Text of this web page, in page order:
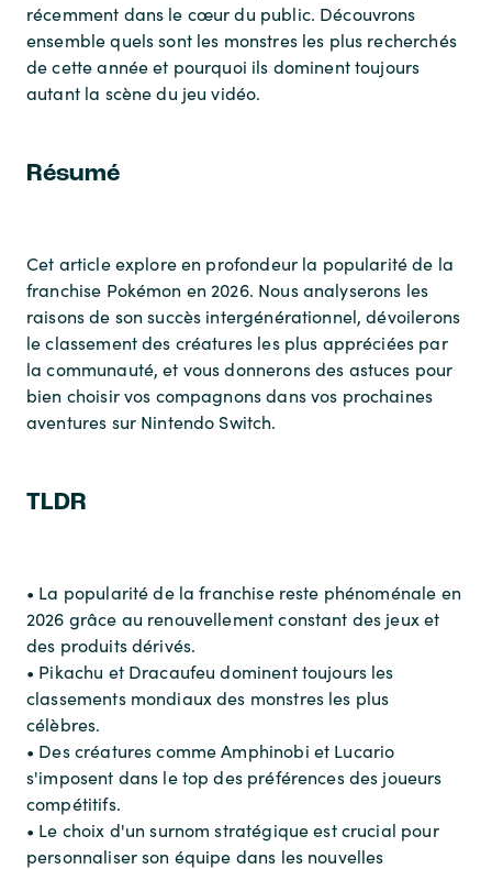
récemment dans le cœur du public. Découvrons
ensemble quels sont les monstres les plus recherchés
de cette année et pourquoi ils dominent toujours
autant la scène du jeu vidéo.
Résumé
Cet article explore en profondeur la popularité de la
franchise Pokémon en 2026. Nous analyserons les
raisons de son succès intergénérationnel, dévoilerons
le classement des créatures les plus appréciées par
la communauté, et vous donnerons des astuces pour
bien choisir vos compagnons dans vos prochaines
aventures sur Nintendo Switch.
TLDR
• La popularité de la franchise reste phénoménale en
2026 grâce au renouvellement constant des jeux et
des produits dérivés.
• Pikachu et Dracaufeu dominent toujours les
classements mondiaux des monstres les plus
célèbres.
• Des créatures comme Amphinobi et Lucario
s'imposent dans le top des préférences des joueurs
compétitifs.
• Le choix d'un surnom stratégique est crucial pour
personnaliser son équipe dans les nouvelles